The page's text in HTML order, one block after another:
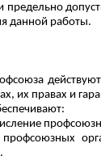
данной работы.
их правах и